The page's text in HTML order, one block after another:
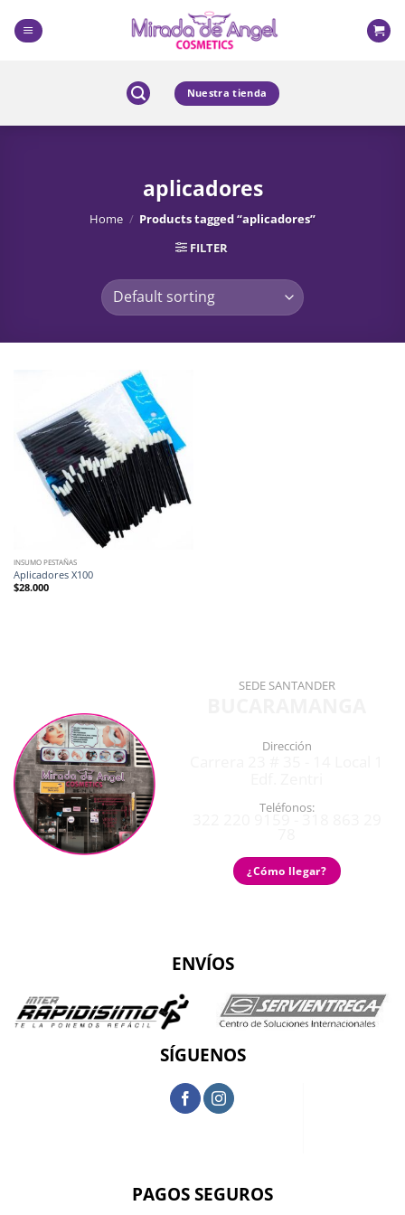
content
Nuestra tienda
aplicadores
Home / Products tagged “aplicadores”
FILTER
INSUMO PESTAÑAS
Aplicadores X100
$28.000
SEDE SANTANDER
Dirección
Teléfonos:
¿Cómo llegar?
ENVÍOS
SÍGUENOS
PAGOS SEGUROS